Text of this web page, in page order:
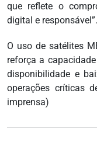
que reflete o
digital e responsável”.
O uso de satélites
reforça a
disponibilidade e
operações críticas
imprensa)